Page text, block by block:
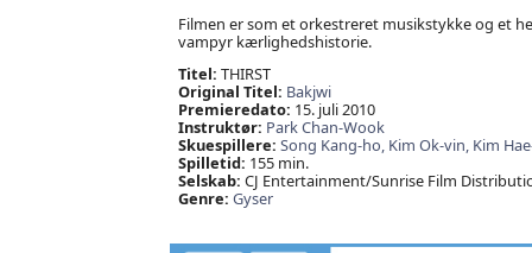
Filmen er som et orkestreret musikstykke og et
vampyr kærlighedshistorie.
Titel: THIRST
Original Titel: Bakjwi
Premieredato: 15. juli 2010
Instruktør: Park Chan-Wook
Skuespillere: Song Kang-ho, Kim Ok-vin, Kim
Spilletid: 155 min.
Selskab: CJ Entertainment/Sunrise Film
Genre: Gyser